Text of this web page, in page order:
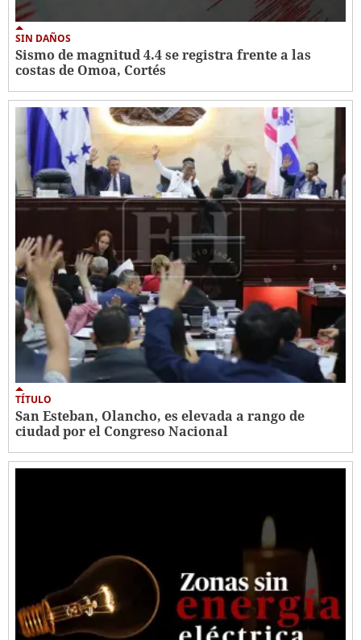
SIN DAÑOS
Sismo de magnitud 4.4 se registra frente a las
costas de Omoa, Cortés
TÍTULO
San Esteban, Olancho, es elevada a rango de
ciudad por el Congreso Nacional